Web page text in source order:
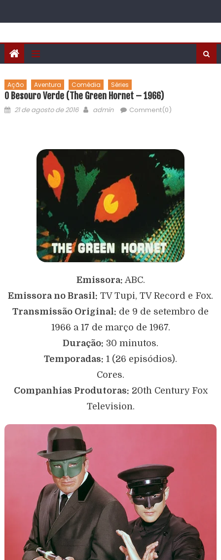
Ação Aventura Comédia Séries
O Besouro Verde (The Green Hornet – 1966)
21 de agosto de 2016 admin Comment(0)
Emissora: ABC.
Emissora no Brasil: TV Tupi, TV Record e Fox.
Transmissão Original: de 9 de setembro de
1966 a 17 de março de 1967.
Duração: 30 minutos.
Temporadas: 1 (26 episódios).
Cores.
Companhias Produtoras: 20th Century Fox
Television.